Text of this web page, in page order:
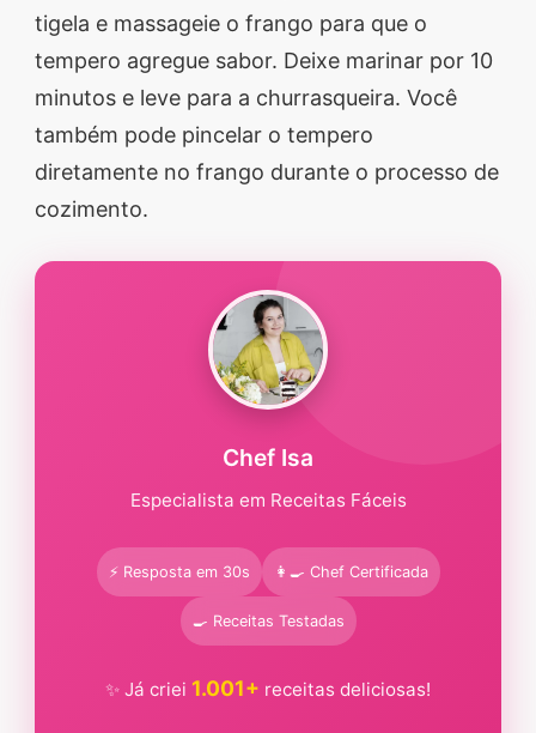
tigela e massageie o frango para que o
tempero agregue sabor. Deixe marinar por 10
minutos e leve para a churrasqueira. Você
também pode pincelar o tempero
diretamente no frango durante o processo de
cozimento.
Chef Isa
Especialista em Receitas Fáceis
⚡ Resposta em 30s 👩‍🍳 Chef Certificada
🍳 Receitas Testadas
✨ Já criei 1.001+ receitas deliciosas!